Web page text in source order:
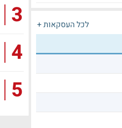
לכל העסקאות + 3
4
5